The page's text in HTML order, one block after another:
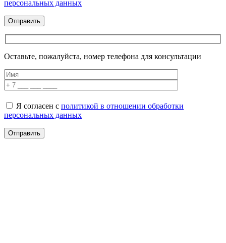
персональных данных
Оставьте, пожалуйста, номер телефона для консультации
Я согласен с политикой в отношении обработки
персональных данных